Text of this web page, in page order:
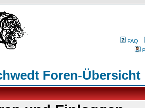
FAQ
Foren-Übersicht